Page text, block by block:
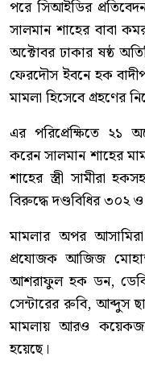
পরে সিআইডির
সালমান শাহের বাবা
অক্টোবর ঢাকার ষষ্ঠ
ফেরদৌস ইবনে হক
মামলা হিসেবে গ্রহণের
এর পরিপ্রেক্ষিতে ২১
করেন সালমান শাহের
শাহের স্ত্রী সামীরা
বিরুদ্ধে দণ্ডবিধির
মামলার অপর
প্রযোজক আজিজ
আশরাফুল হক ডন,
সেন্টারের রুবি, আব্দুস
মামলায় আরও
হয়েছে।